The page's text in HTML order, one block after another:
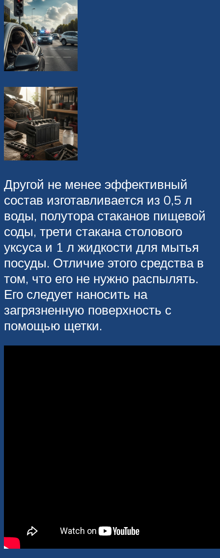
Другой не менее эффективный
состав изготавливается из 0,5 л
воды, полутора стаканов пищевой
соды, трети стакана столового
уксуса и 1 л жидкости для мытья
посуды. Отличие этого средства в
том, что его не нужно распылять.
Его следует наносить на
загрязненную поверхность с
помощью щетки.